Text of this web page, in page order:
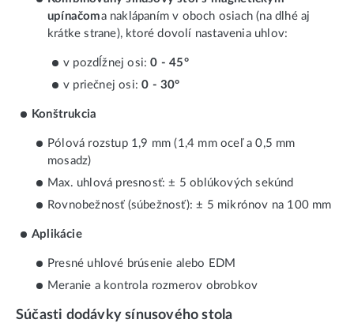
upínačoma naklápaním v oboch osiach (na dlhé aj
krátke strane), ktoré dovolí nastavenia uhlov:
v pozdĺžnej osi:0 - 45°
v priečnej osi:0 - 30°
Konštrukcia
Pólová rozstup 1,9 mm (1,4 mm oceľ a 0,5 mm
mosadz)
Max. uhlová presnosť: ± 5 oblúkových sekúnd
Rovnobežnosť (súbežnosť): ± 5 mikrónov na 100 mm
Aplikácie
Presné uhlové brúsenie alebo EDM
Meranie a kontrola rozmerov obrobkov
Súčasti dodávky sínusového stola